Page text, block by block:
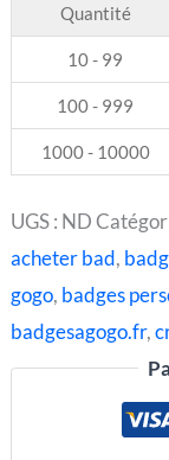
Quantité
10 - 99
100 - 999
1000 - 10000
UGS : ND
acheter bad,
gogo, badges
badgesagogo.fr,